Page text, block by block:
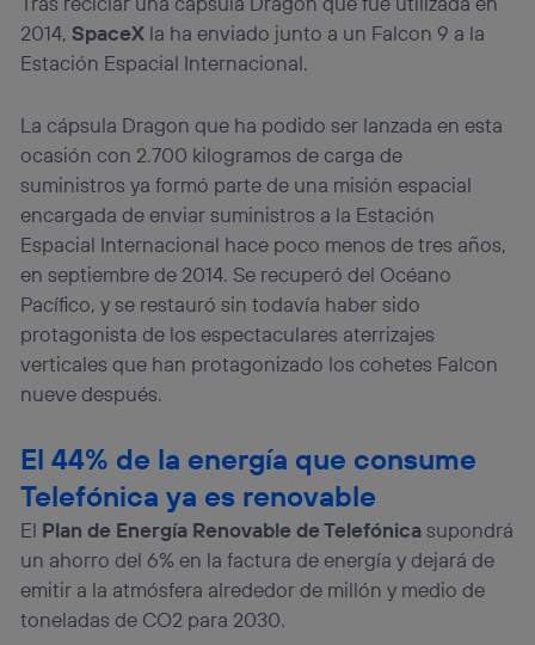
2014,SpaceX la ha enviado junto a un Falcon 9 a la
Estación Espacial Internacional.
La cápsula Dragon que ha podido ser lanzada en esta
ocasión con 2.700 kilogramos de carga de
suministros ya formó parte de una misión espacial
encargada de enviar suministros a la Estación
Espacial Internacional hace poco menos de tres años,
en septiembre de 2014. Se recuperó del Océano
Pacífico, y se restauró sin todavía haber sido
protagonista de los espectaculares aterrizajes
verticales que han protagonizado los cohetes Falcon
nueve después.
El 44% de la energía que consume
Telefónica ya es renovable
El Plan de Energía Renovable de Telefónicasupondrá
un ahorro del 6% en la factura de energía y dejará de
emitir a la atmósfera alrededor de millón y medio de
toneladas de CO2 para 2030.
consienta el uso de la tecnología recibirá el mismo
identificador. Típicamente:
Si utilizas unaconexión de banda ancha
actividades de navegación de los miembros del hogar
que hayan dado su consentimiento.
Si utilizas datos móviles, el marketing será más
personalizado, ya que se basará únicamente en la
navegación del usuario del móvil.
Puedes gestionar los consentimientos Utiq seleccionando
“Administrar Utiq” en la parte inferior de esta página web o
visitando el
portal de privacidad de Utiq
(“consenthub”). Para más información, consulta
la política de privacidad de Utiq.